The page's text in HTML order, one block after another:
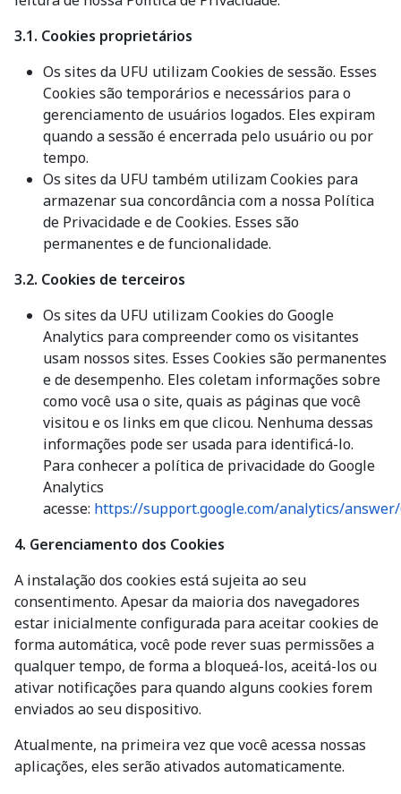
3.1. Cookies proprietários
Os sites da UFU utilizam Cookies de sessão. Esses
Cookies são temporários e necessários para o
gerenciamento de usuários logados. Eles expiram
quando a sessão é encerrada pelo usuário ou por
tempo.
Os sites da UFU também utilizam Cookies para
armazenar sua concordância com a nossa Política
de Privacidade e de Cookies. Esses são
permanentes e de funcionalidade.
3.2. Cookies de terceiros
Os sites da UFU utilizam Cookies do Google
Analytics para compreender como os visitantes
usam nossos sites. Esses Cookies são permanentes
e de desempenho. Eles coletam informações sobre
como você usa o site, quais as páginas que você
visitou e os links em que clicou. Nenhuma dessas
informações pode ser usada para identificá-lo.
Para conhecer a política de privacidade do Google
Analytics
acesse: https://support.google.com/analytics/
4. Gerenciamento dos Cookies
A instalação dos cookies está sujeita ao seu
consentimento. Apesar da maioria dos navegadores
estar inicialmente configurada para aceitar cookies de
forma automática, você pode rever suas permissões a
qualquer tempo, de forma a bloqueá-los, aceitá-los ou
ativar notificações para quando alguns cookies forem
enviados ao seu dispositivo.
Atualmente, na primeira vez que você acessa nossas
aplicações, eles serão ativados automaticamente.